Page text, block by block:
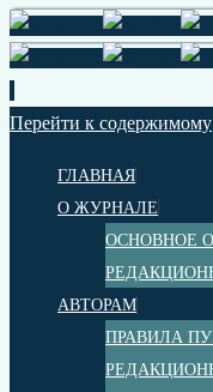
Перейти к содержимому
ГЛАВНАЯ
О ЖУРНАЛЕ
ОСНОВНОЕ
АВТОРАМ
ПРАВИЛА